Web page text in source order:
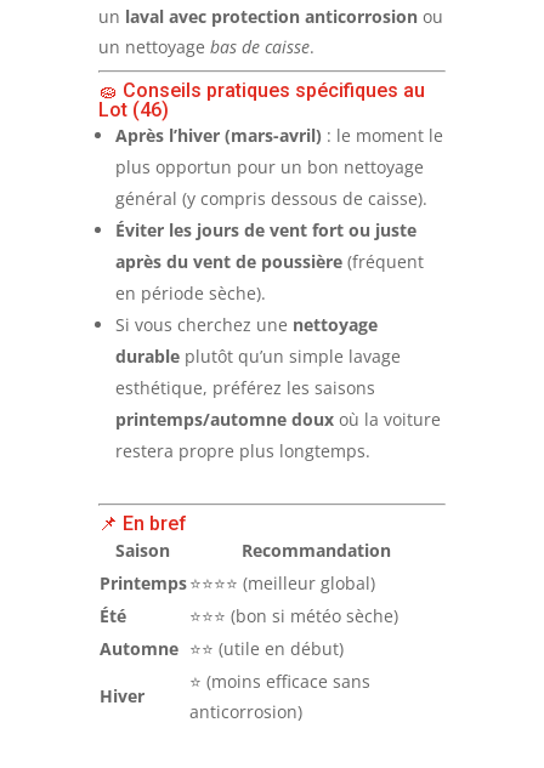
un laval avec protection anticorrosionou
un nettoyage bas de caisse.
🧽 Conseils pratiques spécifiques au
Lot (46)
Après l’hiver (mars-avril) : le moment le
plus opportun pour un bon nettoyage
général (y compris dessous de caisse).
Éviter les jours de vent fort ou juste
après du vent de poussière(fréquent
en période sèche).
Si vous cherchez une nettoyage
durableplutôt qu’un simple lavage
esthétique, préférez les saisons
printemps/automne douxoù la voiture
restera propre plus longtemps.
📌 En bref
Saison
Recommandation
Printemps⭐⭐⭐⭐ (meilleur global)
Été
⭐⭐⭐ (bon si météo sèche)
Automne ⭐⭐ (utile en début)
Hiver
⭐ (moins efficace sans
anticorrosion)